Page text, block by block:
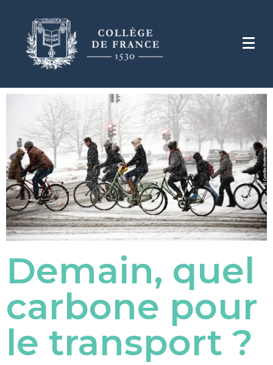
Demain, quel
carbone pour
le transport ?